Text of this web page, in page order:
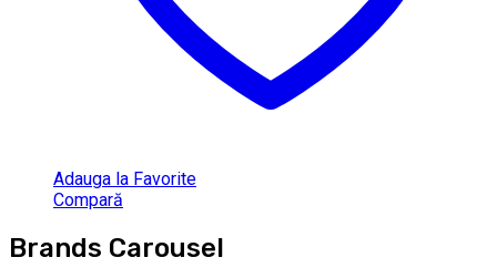
Adauga la Favorite
Compară
Brands Carousel